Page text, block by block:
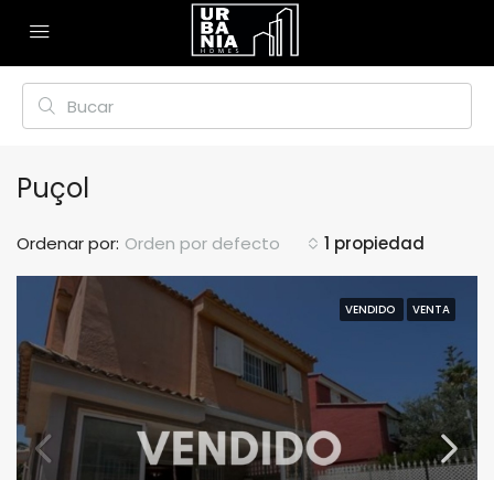
Puçol
1 propiedad
Ordenar por: Orden por defecto
VENDIDO VENTA